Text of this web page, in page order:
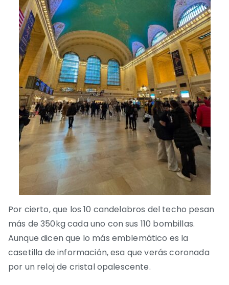
Por cierto, que los 10 candelabros del techo pesan
más de 350kg cada uno con sus 110 bombillas.
Aunque dicen que lo más emblemático es la
casetilla de información, esa que verás coronada
por un reloj de cristal opalescente.